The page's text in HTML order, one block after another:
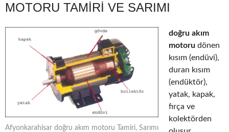
MOTORU TAMIRI VE SARIMI
Afyonkarahisar doğru akım motoru Tamiri, Sarımı
doğru akım
motoru dönen
kısım (endüvi),
duran kısım
(endüktör),
yatak, kapak,
fırça ve
kolektörden